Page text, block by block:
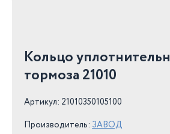
Кольцо
тормоза 21010
Артикул: 21010350105100
Производитель: ЗАВОД